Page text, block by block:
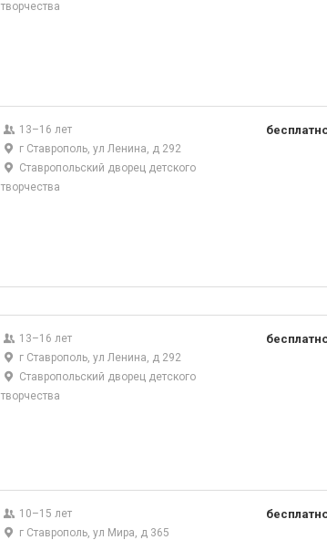
творчества
13–16 лет
г Ставрополь, ул Ленина, д 292
Ставропольский дворец детского
творчества
13–16 лет
г Ставрополь, ул Ленина, д 292
Ставропольский дворец детского
творчества
10–15 лет
г Ставрополь, ул Мира, д 365